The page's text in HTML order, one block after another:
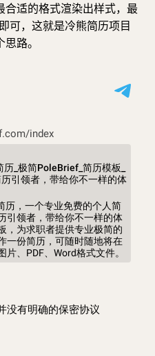
合适的格式渲染出样式，最
可，这就是冷熊简历项目
路。